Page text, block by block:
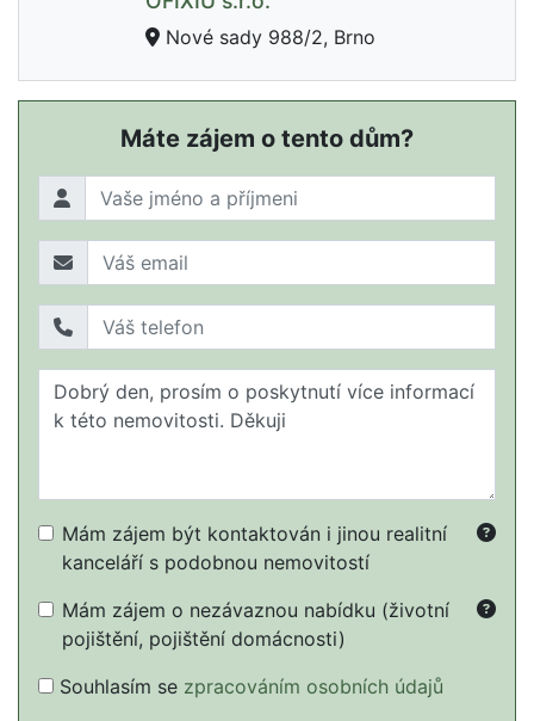
Nové sady 988/2, Brno
Máte zájem o tento dům?
Mám zájem být kontaktován i jinou realitní
kanceláří s podobnou nemovitostí
Mám zájem o nezávaznou nabídku (životní
pojištění, pojištění domácnosti)
Souhlasím se zpracováním osobních údajů